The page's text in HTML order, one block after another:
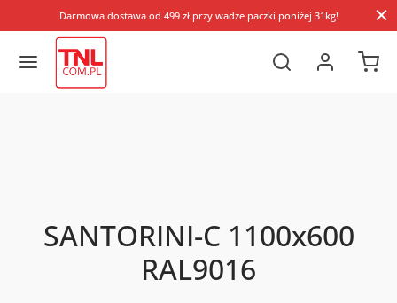
Darmowa dostawa od 499 zł przy wadze paczki poniżej 31kg!
SANTORINI-C 1100x600
RAL9016